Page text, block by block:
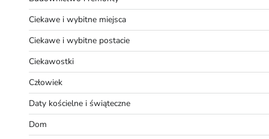
Ciekawe i wybitne miejsca
Ciekawe i wybitne postacie
Ciekawostki
Człowiek
Daty kościelne i świąteczne
Dom